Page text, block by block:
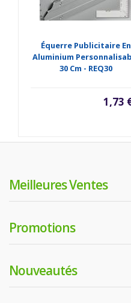
Équerre Publicitaire En
Aluminium
30 Cm - REQ30
1,73
Meilleures Ventes
Promotions
Nouveautés